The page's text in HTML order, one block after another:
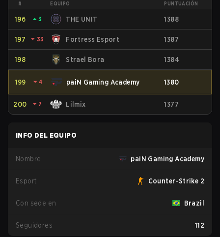
# EQUIPO PUNTUACIÓN
196 ⏶ 3 THE UNIT 1388
197 ⏷ 33 Fortress Esport 1387
198 Strael Bora 1384
199 ⏷ 4 paiN Gaming Academy 1380
200 ⏷ 7 Lilmix 1377
INFO DEL EQUIPO
Nombre paiN Gaming Academy
Esport Counter-Strike 2
Con sede en Brazil
Seguidores 112